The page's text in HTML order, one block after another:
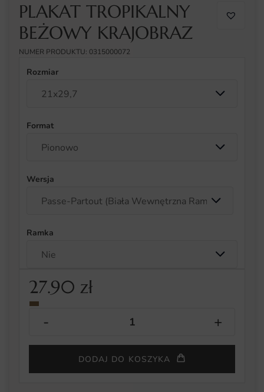
PLAKAT TROPIKALNY
BEŻOWY KRAJOBRAZ
NUMER PRODUKTU: 0315000072
Rozmiar
Format
Wersja
Ramka
27.90 zł
DODAJ DO KOSZYKA